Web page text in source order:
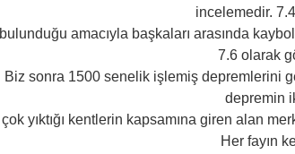
incelemedir.
bulunduğu amacıyla başkaları arasında
7.6 olarak
Biz sonra 1500 senelik işlemiş depremlerini
depremin
çok yıktığı kentlerin kapsamına giren alan
Her fayın